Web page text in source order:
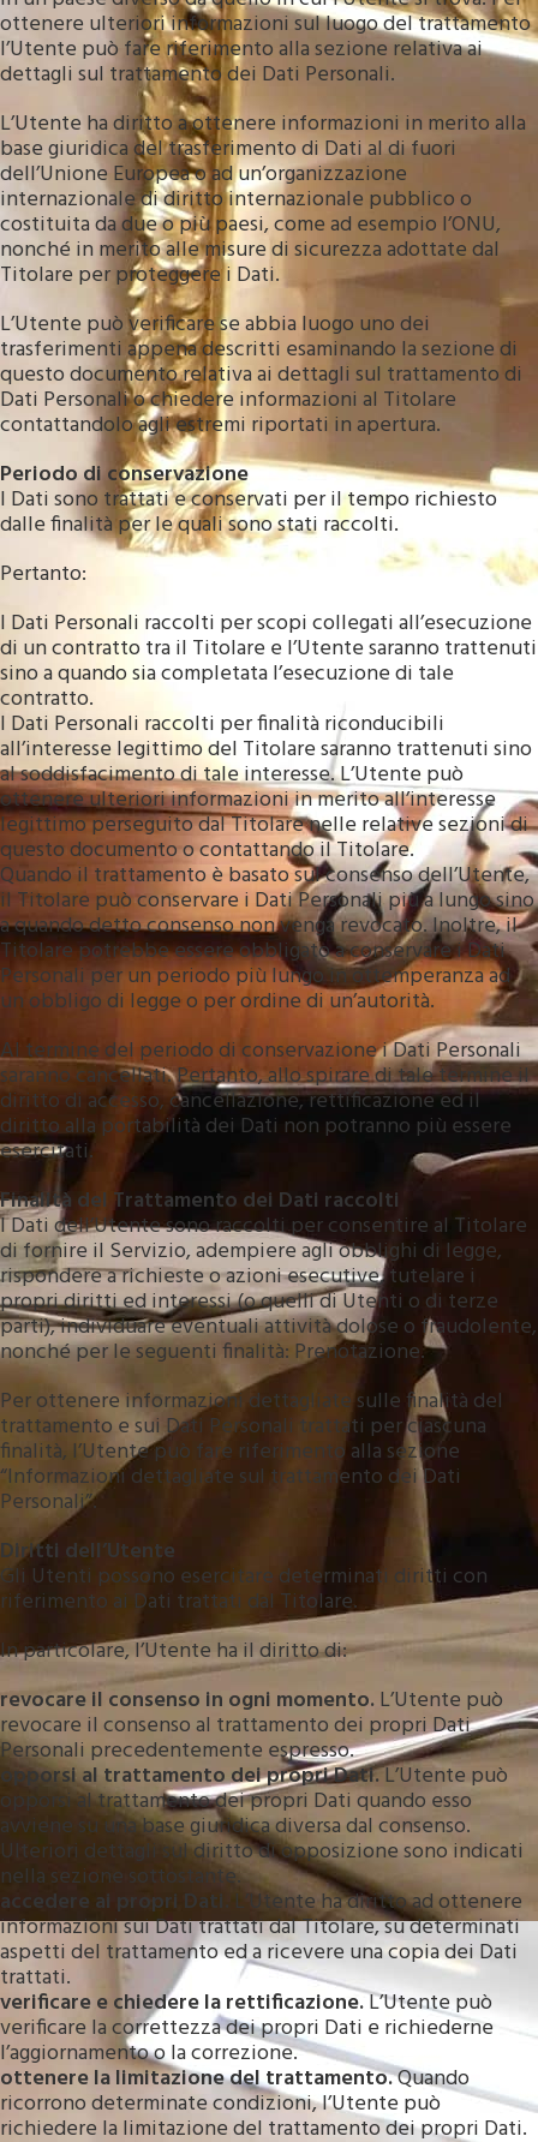
ottenere ulteriori informazioni sul luogo del trattamento
l’Utente può fare riferimento alla sezione relativa ai
dettagli sul trattamento dei Dati Personali.
L’Utente ha diritto a ottenere informazioni in merito alla
base giuridica del trasferimento di Dati al di fuori
dell’Unione Europea o ad un’organizzazione
internazionale di diritto internazionale pubblico o
costituita da due o più paesi, come ad esempio l’ONU,
nonché in merito alle misure di sicurezza adottate dal
Titolare per proteggere i Dati.
L’Utente può verificare se abbia luogo uno dei
trasferimenti appena descritti esaminando la sezione di
questo documento relativa ai dettagli sul trattamento di
Dati Personali o chiedere informazioni al Titolare
contattandolo agli estremi riportati in apertura.
Periodo di conservazione
I Dati sono trattati e conservati per il tempo richiesto
dalle finalità per le quali sono stati raccolti.
Pertanto:
I Dati Personali raccolti per scopi collegati all’esecuzione
di un contratto tra il Titolare e l’Utente saranno trattenuti
sino a quando sia completata l’esecuzione di tale
contratto.
I Dati Personali raccolti per finalità riconducibili
all’interesse legittimo del Titolare saranno trattenuti sino
al soddisfacimento di tale interesse. L’Utente può
ottenere ulteriori informazioni in merito all’interesse
legittimo perseguito dal Titolare nelle relative sezioni di
questo documento o contattando il Titolare.
Quando il trattamento è basato sul consenso dell’Utente,
il Titolare può conservare i Dati Personali più a lungo sino
a quando detto consenso non venga revocato. Inoltre, il
Titolare potrebbe essere obbligato a conservare i Dati
Personali per un periodo più lungo in ottemperanza ad
un obbligo di legge o per ordine di un’autorità.
Al termine del periodo di conservazione i Dati Personali
saranno cancellati. Pertanto, allo spirare di tale termine il
diritto di accesso, cancellazione, rettificazione ed il
diritto alla portabilità dei Dati non potranno più essere
esercitati.
Finalità del Trattamento dei Dati raccolti
I Dati dell’Utente sono raccolti per consentire al Titolare
di fornire il Servizio, adempiere agli obblighi di legge,
rispondere a richieste o azioni esecutive, tutelare i
propri diritti ed interessi (o quelli di Utenti o di terze
parti), individuare eventuali attività dolose o fraudolente,
nonché per le seguenti finalità: Prenotazione.
Per ottenere informazioni dettagliate sulle finalità del
trattamento e sui Dati Personali trattati per ciascuna
finalità, l’Utente può fare riferimento alla sezione
“Informazioni dettagliate sul trattamento dei Dati
Personali”.
Diritti dell’Utente
Gli Utenti possono esercitare determinati diritti con
riferimento ai Dati trattati dal Titolare.
In particolare, l’Utente ha il diritto di:
revocare il consenso in ogni momento.L’Utente può
revocare il consenso al trattamento dei propri Dati
Personali precedentemente espresso.
opporsi al trattamento dei propri Dati.L’Utente può
opporsi al trattamento dei propri Dati quando esso
avviene su una base giuridica diversa dal consenso.
Ulteriori dettagli sul diritto di opposizione sono indicati
nella sezione sottostante.
accedere ai propri Dati. L’Utente ha diritto ad ottenere
informazioni sui Dati trattati dal Titolare, su determinati
aspetti del trattamento ed a ricevere una copia dei Dati
trattati.
verificare e chiedere la rettificazione.L’Utente può
verificare la correttezza dei propri Dati e richiederne
l’aggiornamento o la correzione.
ottenere la limitazione del trattamento.Quando
ricorrono determinate condizioni, l’Utente può
richiedere la limitazione del trattamento dei propri Dati.